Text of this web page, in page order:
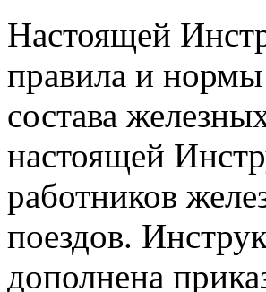
Настоящей
правила и
состава
настоящей
работников
поездов.
дополнена